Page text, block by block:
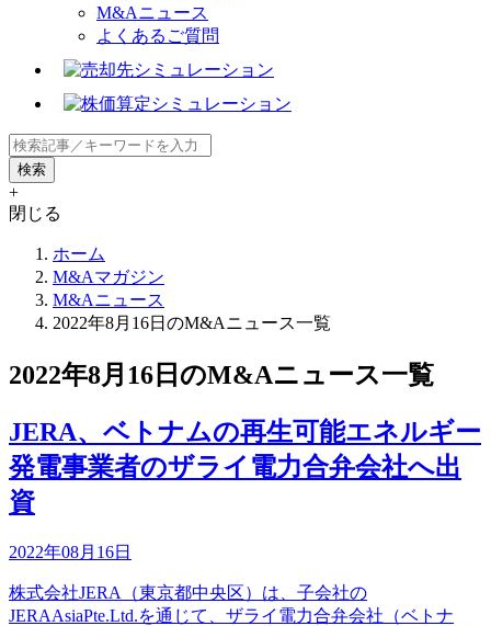
M&Aニュース
よくあるご質問
+
閉じる
ホーム
M&Aマガジン
M&Aニュース
2022年8月16日のM&Aニュース一覧
2022年8月16日のM&Aニュース一覧
JERA、ベトナムの再生可能エネルギー
発電事業者のザライ電力合弁会社へ出
資
2022年08月16日
株式会社JERA（東京都中央区）は、子会社の
JERAAsiaPte.Ltd.を通じて、ザライ電力合弁会社（ベトナ